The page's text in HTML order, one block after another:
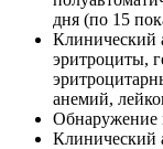
дня (по 15
Клинический
эритроциты,
анемий,
Обнаружение
Клинический